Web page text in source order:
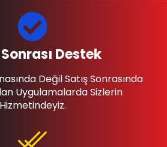
Destek
Değil Satış Sonrasında
Uygulamalarda Sizlerin
Hizmetindeyiz.